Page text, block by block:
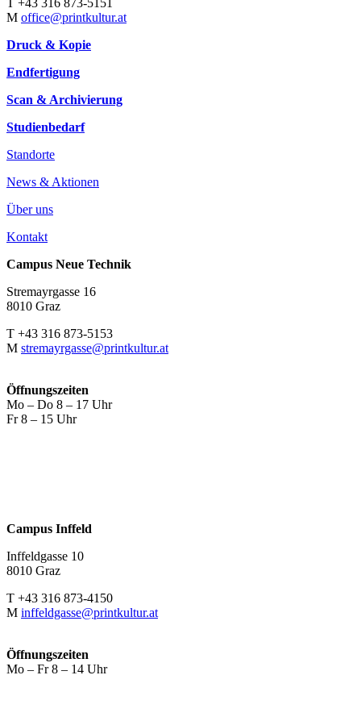
T +43 316 873-5151
M office@printkultur.at
Druck & Kopie
Endfertigung
Scan & Archivierung
Studienbedarf
Standorte
News & Aktionen
Über uns
Kontakt
Campus Neue Technik
Stremayrgasse 16
8010 Graz
T +43 316 873-5153
M stremayrgasse@printkultur.at
Öffnungszeiten
Mo – Do 8 – 17 Uhr
Fr 8 – 15 Uhr
Campus Inffeld
Inffeldgasse 10
8010 Graz
T +43 316 873-4150
M inffeldgasse@printkultur.at
Öffnungszeiten
Mo – Fr 8 – 14 Uhr